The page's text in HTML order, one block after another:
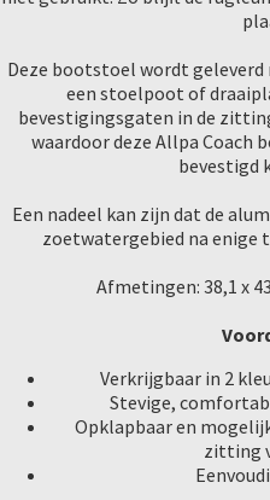
Deze bootstoel wordt geleverd
een stoelpoot of
bevestigingsgaten in de
waardoor deze Allpa
bevestigd
Een nadeel kan zijn dat de
zoetwatergebied na enige
Afmetingen: 38,1 x
Verkrijgbaar in 2
Stevige,
Opklapbaar en
zitting